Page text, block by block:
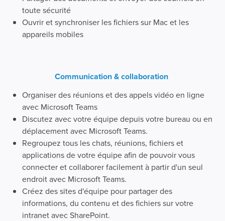
toute sécurité
Ouvrir et synchroniser les fichiers sur Mac et les
appareils mobiles
Communication & collaboration
Organiser des réunions et des appels vidéo en ligne
avec Microsoft Teams
Discutez avec votre équipe depuis votre bureau ou en
déplacement avec Microsoft Teams.
Regroupez tous les chats, réunions, fichiers et
applications de votre équipe afin de pouvoir vous
connecter et collaborer facilement à partir d'un seul
endroit avec Microsoft Teams.
Créez des sites d'équipe pour partager des
informations, du contenu et des fichiers sur votre
intranet avec SharePoint.